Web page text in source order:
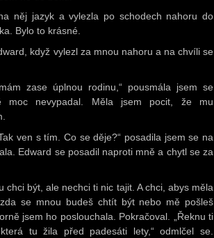
něj jazyk a vylezla po schodech nahoru do
Bylo to krásné.
když vylezl za mnou nahoru a na chvíli se
zase úplnou rodinu,“ pousmála jsem se
moc nevypadal. Měla jsem pocit, že mu
ven s tím. Co se děje?“ posadila jsem se na
Edward se posadil naproti mně a chytl se za
chci být, ale nechci ti nic tajit. A chci, abys měla
se mnou budeš chtít být nebo mě pošleš
jsem ho poslouchala. Pokračoval. „Řeknu ti
tu žila před padesáti lety,“ odmlčel se.